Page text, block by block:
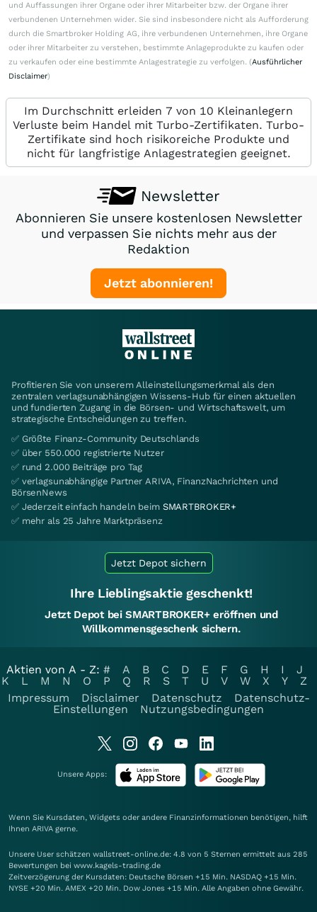
und Auffassungen ihrer Organe oder ihrer Mitarbeiter bzw. der Organe ihrer
verbundenen Unternehmen wider. Sie sind insbesondere nicht als Aufforderung
durch die Smartbroker Holding AG, ihre verbundenen Unternehmen, ihre Organe
oder ihrer Mitarbeiter zu verstehen, bestimmte Anlageprodukte zu kaufen oder
zu verkaufen oder eine bestimmte Anlagestrategie zu verfolgen. (Ausführlicher
Disclaimer)
Im Durchschnitt erleiden 7 von 10 Kleinanlegern
Verluste beim Handel mit Turbo-Zertifikaten. Turbo-
Zertifikate sind hoch risikoreiche Produkte und
nicht für langfristige Anlagestrategien geeignet.
Newsletter
Abonnieren Sie unsere kostenlosen Newsletter
und verpassen Sie nichts mehr aus der
Redaktion
Jetzt abonnieren!
Profitieren Sie von unserem Alleinstellungsmerkmal als den
zentralen verlagsunabhängigen Wissens-Hub für einen aktuellen
und fundierten Zugang in die Börsen- und Wirtschaftswelt, um
strategische Entscheidungen zu treffen.
✅ Größte Finanz-Community Deutschlands
✅ über 550.000 registrierte Nutzer
✅ rund 2.000 Beiträge pro Tag
✅ verlagsunabhängige Partner ARIVA, FinanzNachrichten und
BörsenNews
✅ Jederzeit einfach handeln beim SMARTBROKER+
✅ mehr als 25 Jahre Marktpräsenz
Jetzt Depot sichern
Ihre Lieblingsaktie geschenkt!
Jetzt Depot bei SMARTBROKER+ eröffnen und
Willkommensgeschenk sichern.
Aktien von A - Z: # A B C D E F G H I
J
K
L M N O P Q R S T U V W X Y
Z
Impressum
Disclaimer Datenschutz
Datenschutz-
Einstellungen
Nutzungsbedingungen
Unsere Apps:
Wenn Sie Kursdaten, Widgets oder andere Finanzinformationen benötigen, hilft
Ihnen ARIVA gerne.
Unsere User schätzen wallstreet-online.de: 4.8 von 5 Sternen ermittelt aus 285
Bewertungen bei www.kagels-trading.de
Zeitverzögerung der Kursdaten: Deutsche Börsen +15 Min. NASDAQ +15 Min.
NYSE +20 Min. AMEX +20 Min. Dow Jones +15 Min. Alle Angaben ohne Gewähr.